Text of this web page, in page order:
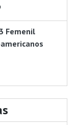
Femenil